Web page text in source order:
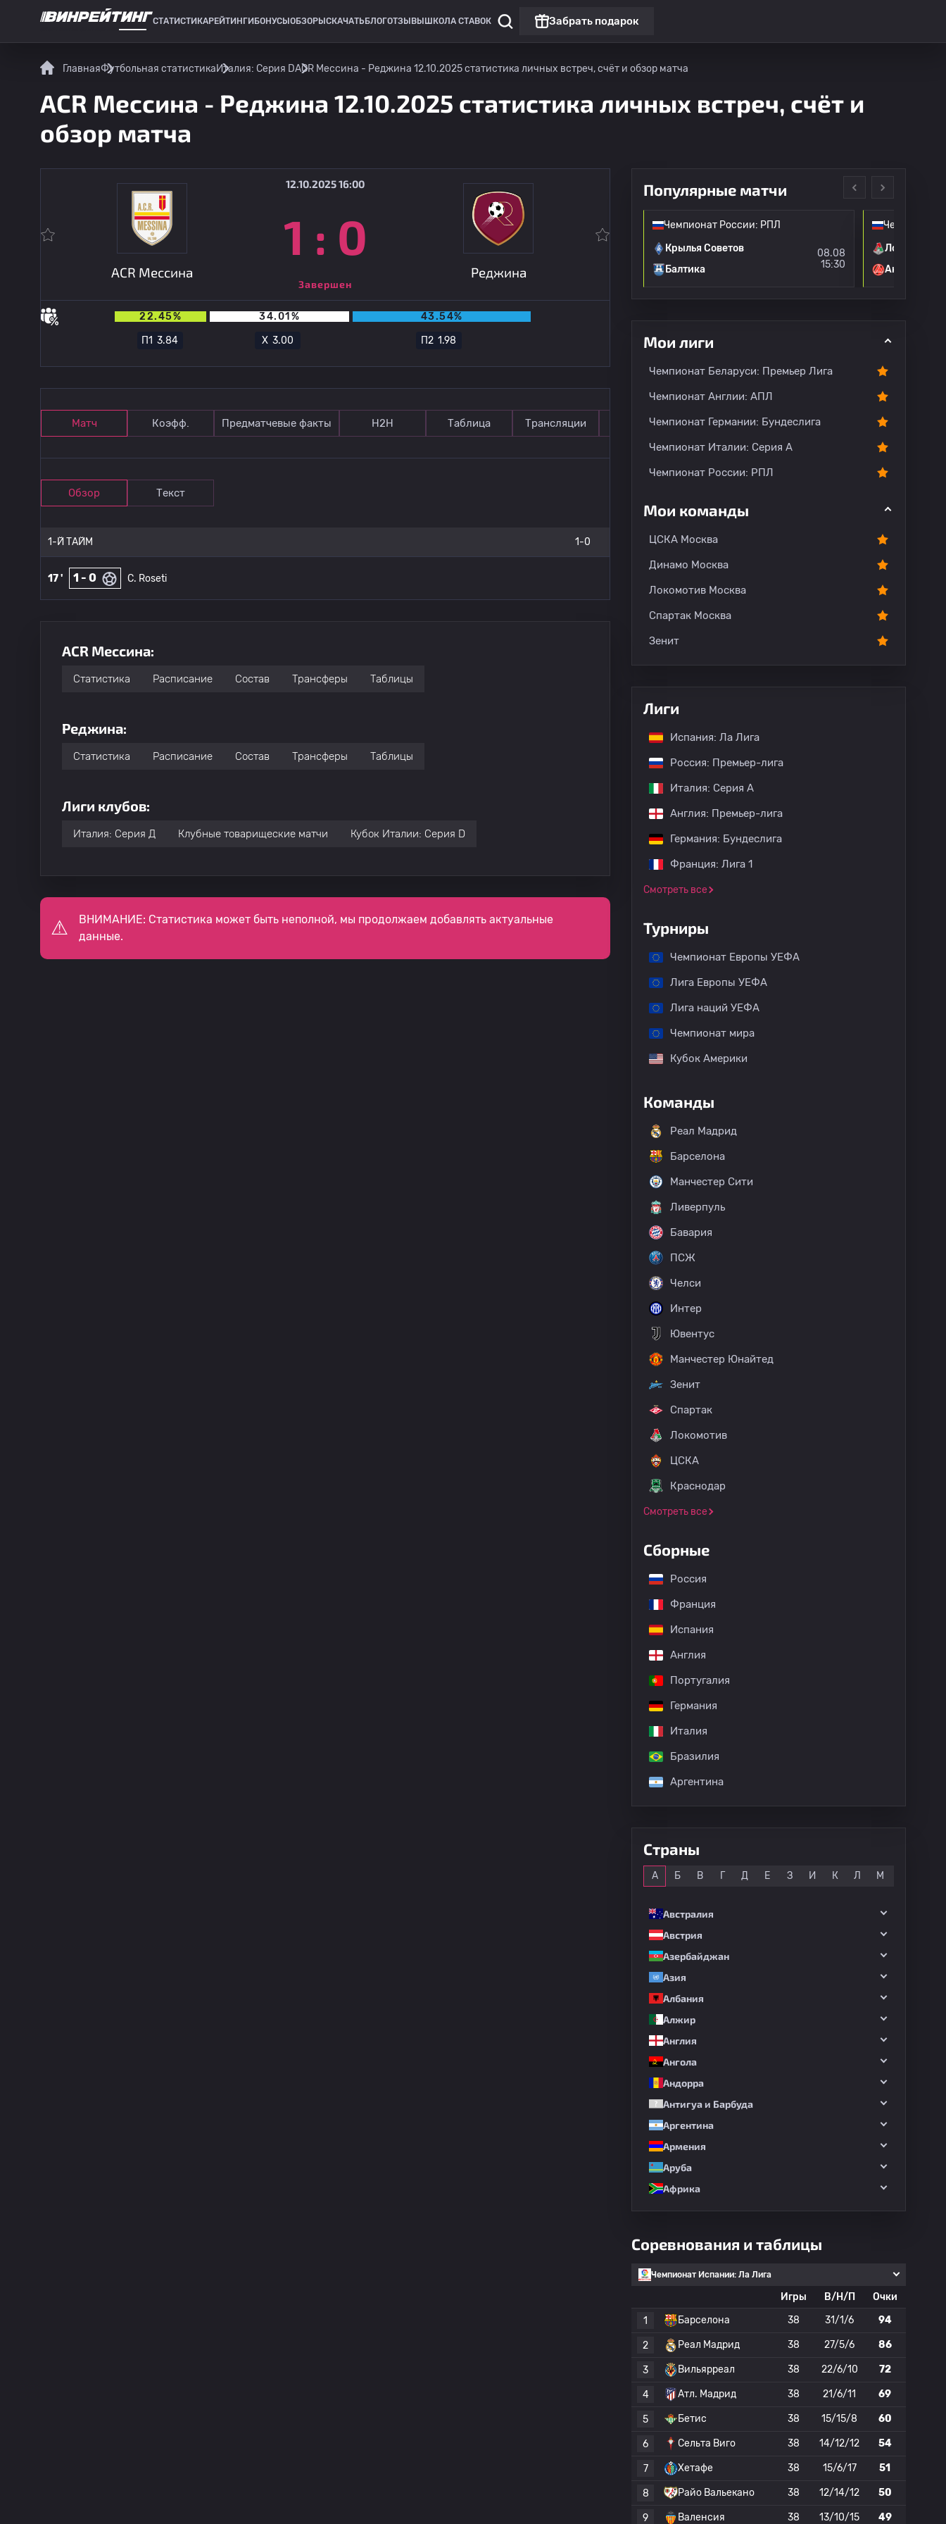
СТАТИСТИКАРЕЙТИНГИ БОНУСЫ ОБЗОРЫ СКАЧАТЬ БЛОГОТЗЫВЫ ШКОЛА СТАВОК Забрать подарок
ГлавнаяФутбольная статистикаИталия: Серия DACR Мессина - Реджина 12.10.2025 статистика личных встреч, счёт и обзор матча
ACR Мессина - Реджина 12.10.2025 статистика личных встреч, счёт и
обзор матча
ACR Мессина
12.10.2025 16:00
1 : 0
Завершен
Реджина
22.45% 34.01%
43.54%
П13.84 Х 3.00 П21.98
Матч Коэфф. Предматчевые факты Н2Н Таблица Трансляции Прогноз Комментарии
Обзор Текст
1-Й ТАЙМ 1-0
17 ' 1 - 0 C. Roseti
ACR Мессина:
Статистика Расписание Состав Трансферы Таблицы
Реджина:
Статистика Расписание Состав Трансферы Таблицы
Лиги клубов:
Италия: Серия Д Клубные товарищеские матчи Кубок Италии: Серия D
ВНИМАНИЕ: Статистика может быть неполной, мы продолжаем добавлять актуальные
данные.
Популярные матчи
Чемпионат России: РПЛ
Динамо Москва
Динамо Махачкала
Чемпионат России: РПЛ
Крылья Советов
Балтика
08.08
15:30
Чемпионат
Локомотив
Акрон
Мои лиги
Чемпионат Беларуси: Премьер Лига
Чемпионат Англии: АПЛ
Чемпионат Германии: Бундеслига
Чемпионат Италии: Серия А
Чемпионат России: РПЛ
Мои команды
ЦСКА Москва
Динамо Москва
Локомотив Москва
Спартак Москва
Зенит
Лиги
Испания: Ла Лига
Россия: Премьер-лига
Италия: Серия А
Англия: Премьер-лига
Германия: Бундеслига
Франция: Лига 1
Смотреть все
Турниры
Чемпионат Европы УЕФА
Лига Европы УЕФА
Лига наций УЕФА
Чемпионат мира
Кубок Америки
Команды
Реал Мадрид
Барселона
Манчестер Сити
Ливерпуль
Бавария
ПСЖ
Челси
Интер
Ювентус
Манчестер Юнайтед
Зенит
Спартак
Локомотив
ЦСКА
Краснодар
Смотреть все
Сборные
Россия
Франция
Испания
Англия
Португалия
Германия
Италия
Бразилия
Аргентина
Страны
А Б В Г Д Е З И К Л М
Австралия
Австрия
Азербайджан
Азия
Албания
Алжир
Англия
Ангола
Андорра
Антигуа и Барбуда
Аргентина
Армения
Аруба
Африка
Соревнования и таблицы
Чемпионат Испании: Ла Лига
Игры В/Н/П
Очки
1
Барселона 38 31/1/6 94
2 Реал Мадрид 38 27/5/6 86
3 Вильярреал 38 22/6/10 72
4 Атл. Мадрид 38 21/6/11 69
5 Бетис 38 15/15/8 60
6 Сельта Виго 38 14/12/12 54
7 Хетафе 38 15/6/17 51
8 Райо Вальекано 38 12/14/12 50
9 Валенсия 38 13/10/15 49